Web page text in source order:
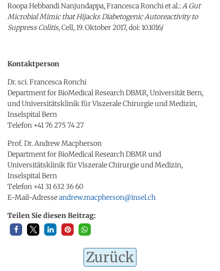
Roopa Hebbandi Nanjundappa, Francesca Ronchi et al.: A Gut
Microbial Mimic that Hijacks Diabetogenic Autoreactivity to
Suppress Colitis, Cell, 19. Oktober 2017, doi: 10.1016/
Kontaktperson
Dr. sci. Francesca Ronchi
Department for BioMedical Research DBMR, Universität Bern,
und Universitätsklinik für Viszerale Chirurgie und Medizin,
Inselspital Bern
Telefon +41 76 275 74 27
Prof. Dr. Andrew Macpherson
Department for BioMedical Research DBMR und
Universitätsklinik für Viszerale Chirurgie und Medizin,
Inselspital Bern
Telefon +41 31 632 36 60
E-Mail-Adresseandrew.macpherson@insel.ch
Teilen Sie diesen Beitrag:
Zurück